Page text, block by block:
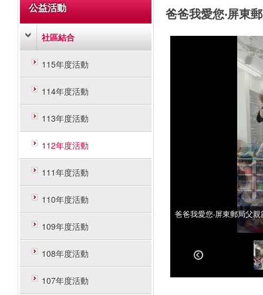
公益活動
社區結合
115年度活動
114年度活動
113年度活動
112年度活動
111年度活動
110年度活動
109年度活動
108年度活動
107年度活動
爸爸我愛您‧屏東
爸爸我愛您‧屏東郵局父
爸爸我愛您‧屏東郵局父